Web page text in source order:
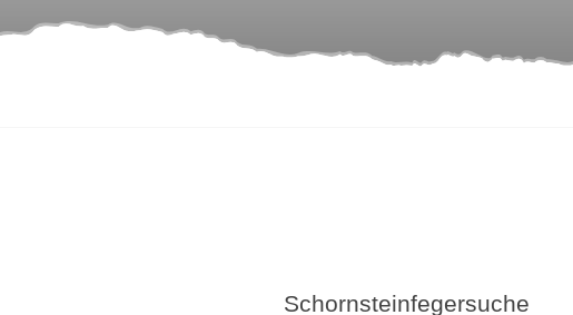
Schornsteinfegersuche